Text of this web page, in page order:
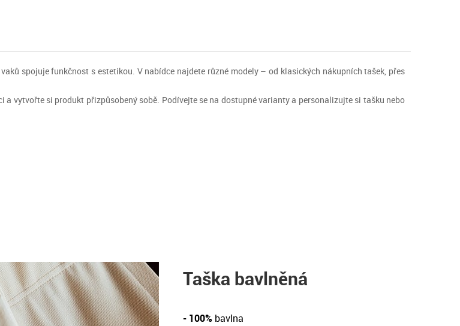
spojuje funkčnost s estetikou. V nabídce najdete různé modely – od klasických nákupních tašek, přes
vytvořte si produkt přizpůsobený sobě. Podívejte se na dostupné varianty a personalizujte si tašku nebo
Taška bavlněná
- 100% bavlna